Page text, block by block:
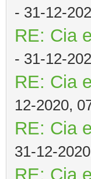
- 31-12-
RE: Cia
- 31-12-
RE: Cia
12-2020,
RE: Cia
31-12-
RE: Cia